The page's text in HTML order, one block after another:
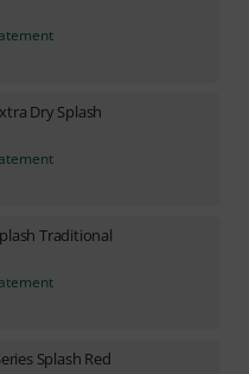
Dry Splash
Traditional
Splash Red